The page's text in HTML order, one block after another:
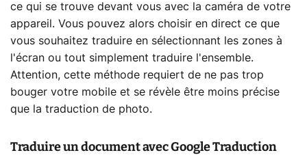
ce qui se trouve devant vous avec la caméra de votre
appareil. Vous pouvez alors choisir en direct ce que
vous souhaitez traduire en sélectionnant les zones à
l'écran ou tout simplement traduire l'ensemble.
Attention, cette méthode requiert de ne pas trop
bouger votre mobile et se révèle être moins précise
que la traduction de photo.
Traduire un document avec Google Traduction